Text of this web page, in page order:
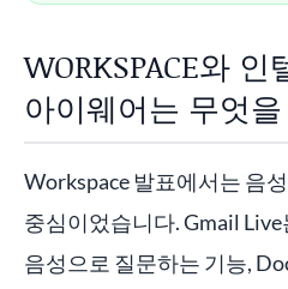
WORKSPACE와 인
아이웨어는 무엇
Workspace 발표에서는 음
중심이었습니다. Gmail
음성으로 질문하는 기능,